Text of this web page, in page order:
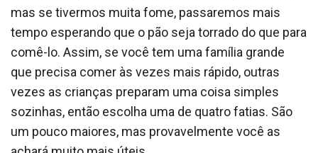
mas se tivermos muita fome, passaremos mais
tempo esperando que o pão seja torrado do que para
comê-lo. Assim, se você tem uma família grande
que precisa comer às vezes mais rápido, outras
vezes as crianças preparam uma coisa simples
sozinhas, então escolha uma de quatro fatias. São
um pouco maiores, mas provavelmente você as